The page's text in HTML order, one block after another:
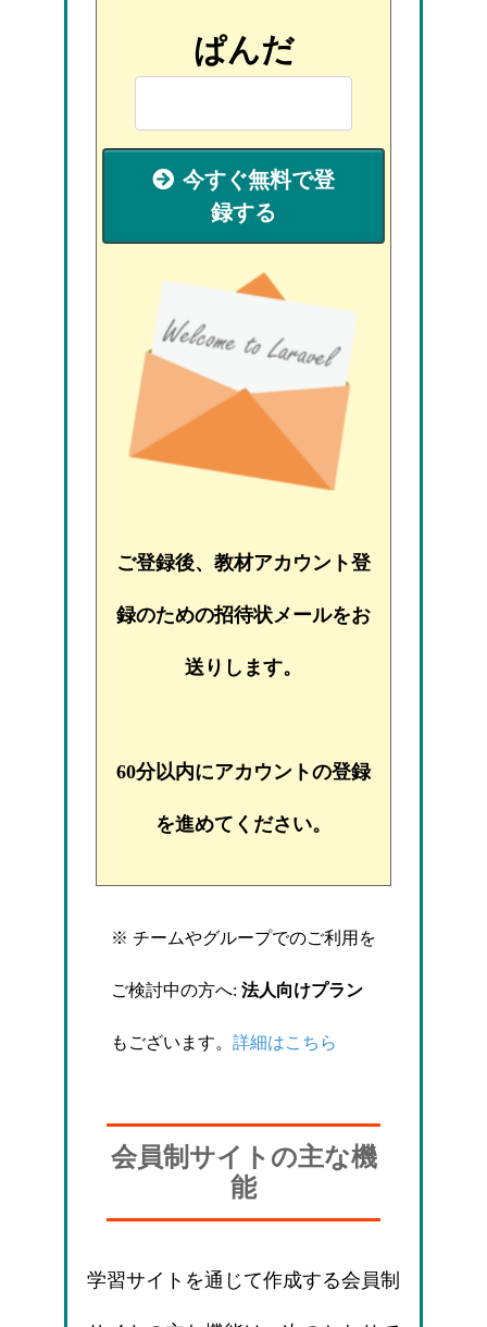
ぱんだ
今すぐ無料で登
録する
ご登録後、教材アカウント登
録のための招待状メールをお
送りします。
60分以内にアカウントの登録
を進めてください。
※ チームやグループでのご利用を
ご検討中の方へ: 法人向けプラン
もございます。 詳細はこちら
会員制サイトの主な機
能
学習サイトを通じて作成する会員制